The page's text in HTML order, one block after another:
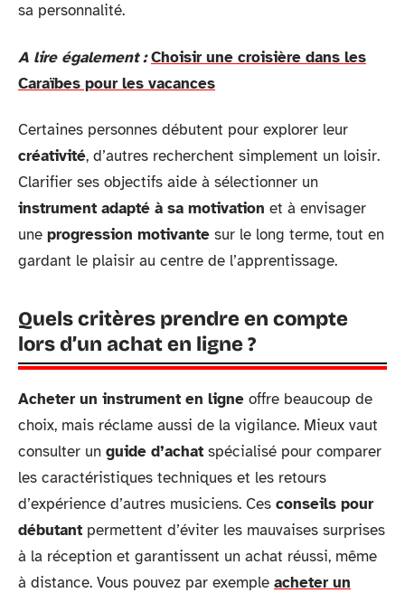
sa personnalité.
A lire également : Choisir une croisière dans les
Caraïbes pour les vacances
Certaines personnes débutent pour explorer leur
créativité, d’autres recherchent simplement un loisir.
Clarifier ses objectifs aide à sélectionner un
instrument adapté à sa motivation et à envisager
une progression motivante sur le long terme, tout en
gardant le plaisir au centre de l’apprentissage.
Quels critères prendre en compte
lors d’un achat en ligne ?
Acheter un instrument en ligne offre beaucoup de
choix, mais réclame aussi de la vigilance. Mieux vaut
consulter un guide d’achat spécialisé pour comparer
les caractéristiques techniques et les retours
d’expérience d’autres musiciens. Ces conseils pour
débutant permettent d’éviter les mauvaises surprises
à la réception et garantissent un achat réussi, même
à distance. Vous pouvez par exemple acheter un